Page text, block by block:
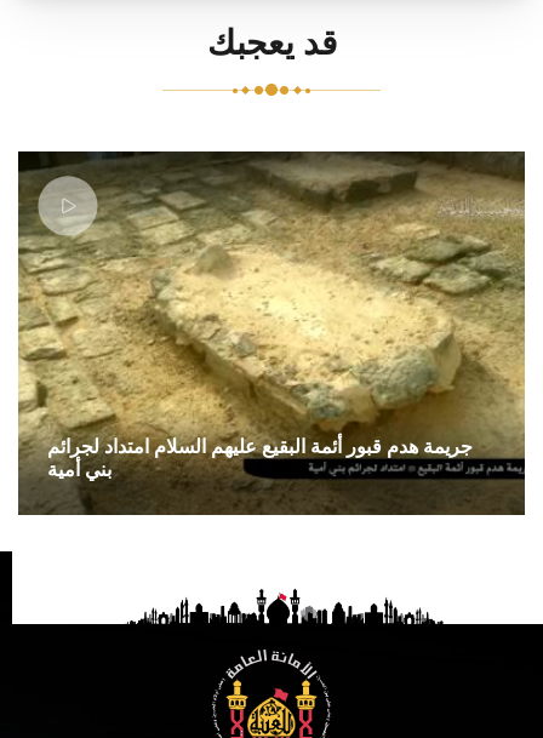
قد يعجبك
جريمة هدم قبور أئمة البقيع عليهم السلام امتداد لجرائم
بني أمية